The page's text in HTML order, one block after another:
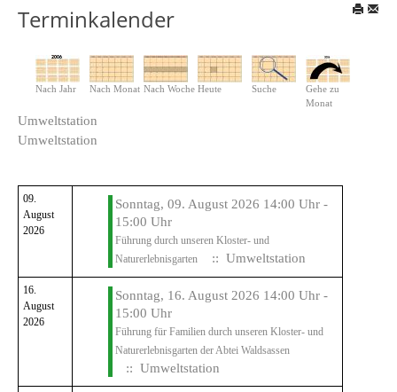
Terminkalender
Nach Jahr Nach Monat Nach Woche Heute Suche
Gehe zu
Monat
Umweltstation
Umweltstation
09.
August
2026
Sonntag, 09. August 2026 14:00 Uhr -
15:00 Uhr
Führung durch unseren Kloster- und
Naturerlebnisgarten
:: Umweltstation
16.
August
2026
Sonntag, 16. August 2026 14:00 Uhr -
15:00 Uhr
Führung für Familien durch unseren Kloster- und
Naturerlebnisgarten der Abtei Waldsassen
:: Umweltstation